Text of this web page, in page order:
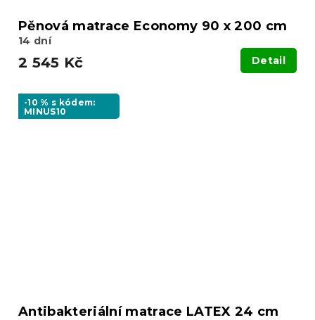
Pěnová matrace Economy 90 x 200 cm
14 dní
2 545 Kč Detail
-10 % s kódem:
MINUS10
Antibakteriální matrace LATEX 24 cm